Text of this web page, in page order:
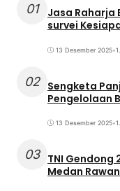
01
Jasa Raharja
survei
13 Desember 2025•
02 Sengketa
Pengelolaan
13 Desember 2025•
03 TNI Gendong
Medan